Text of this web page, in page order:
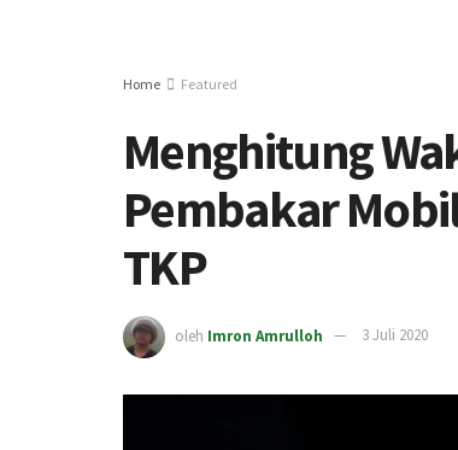
Home Featured
Menghitung
Pembakar
TKP
oleh Imron Amrulloh 3 Juli 2020